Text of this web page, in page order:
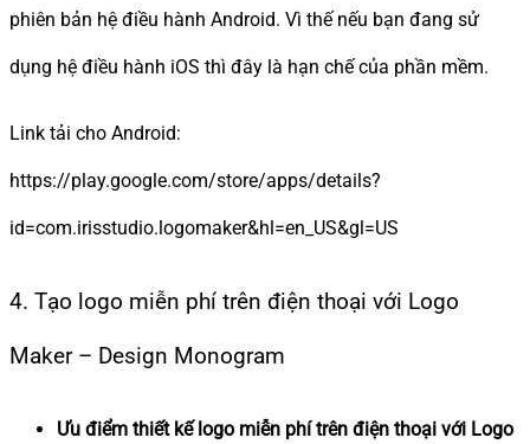
phiên bản hệ điều hành Android. Vì thế nếu bạn đang sử
dụng hệ điều hành iOS thì đây là hạn chế của phần mềm.
Link tải cho Android:
https://play.google.com/store/apps/details?
id=com.irisstudio.logomaker&hl=en_US&gl=US
4. Tạo logo miễn phí trên điện thoại với Logo
Maker – Design Monogram
Ưu điểm thiết kế logo miễn phí trên điện thoại với Logo